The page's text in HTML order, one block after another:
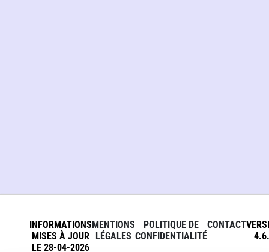
INFORMATIONS
MISES À JOUR
LE 28-04-2026
MENTIONS
LÉGALES
POLITIQUE DE
CONFIDENTIALITÉ
CONTACT